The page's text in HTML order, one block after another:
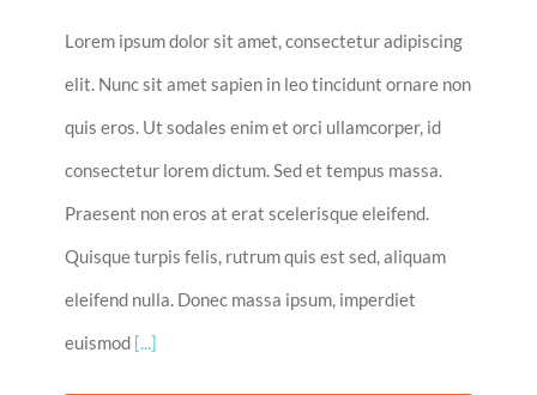
Lorem ipsum dolor sit amet, consectetur adipiscing
elit. Nunc sit amet sapien in leo tincidunt ornare non
quis eros. Ut sodales enim et orci ullamcorper, id
consectetur lorem dictum. Sed et tempus massa.
Praesent non eros at erat scelerisque eleifend.
Quisque turpis felis, rutrum quis est sed, aliquam
eleifend nulla. Donec massa ipsum, imperdiet
euismod [...]